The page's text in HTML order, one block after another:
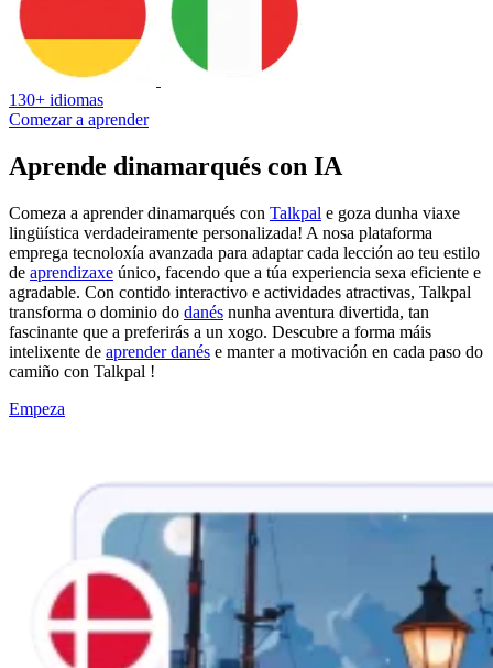
130+ idiomas
Comezar a aprender
Aprende dinamarqués con IA
Comeza a aprender dinamarqués con Talkpal e goza dunha viaxe
lingüística verdadeiramente personalizada! A nosa plataforma
emprega tecnoloxía avanzada para adaptar cada lección ao teu estilo
de aprendizaxe único, facendo que a túa experiencia sexa eficiente e
agradable. Con contido interactivo e actividades atractivas, Talkpal
transforma o dominio do danés nunha aventura divertida, tan
fascinante que a preferirás a un xogo. Descubre a forma máis
intelixente de aprender danés e manter a motivación en cada paso do
camiño con Talkpal !
Empeza